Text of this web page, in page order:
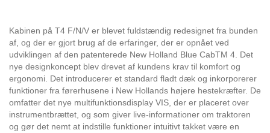
Kabinen på T4 F/N/V er blevet fuldstændig redesignet fra bunden
af, og der er gjort brug af de erfaringer, der er opnået ved
udviklingen af den patenterede New Holland Blue CabTM 4. Det
nye designkoncept blev drevet af kundens krav til komfort og
ergonomi. Det introducerer et standard fladt dæk og inkorporerer
funktioner fra førerhusene i New Hollands højere hestekræfter. De
omfatter det nye multifunktionsdisplay VIS, der er placeret over
instrumentbrættet, og som giver live-informationer om traktoren
og gør det nemt at indstille funktioner intuitivt takket være en